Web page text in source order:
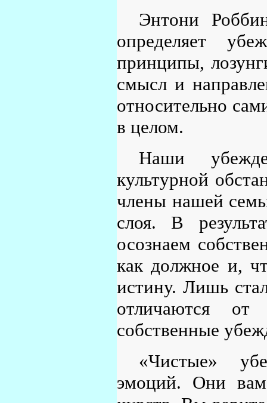
Энтони
определяет
принципы,
смысл и
относительно
в целом.
Наши
культурной
члены нашей
слоя. В
осознаем
как должное и,
истину. Лишь
отличаются
собственные
«Чистые»
эмоций. Они